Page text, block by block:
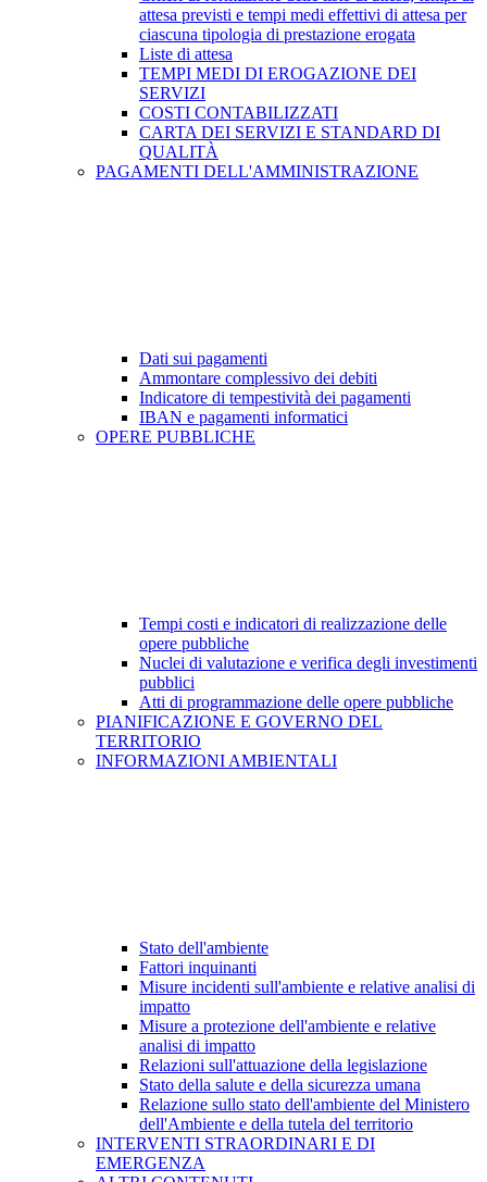
attesa previsti e tempi medi effettivi di attesa per
ciascuna tipologia di prestazione erogata
Liste di attesa
TEMPI MEDI DI EROGAZIONE DEI
SERVIZI
COSTI CONTABILIZZATI
CARTA DEI SERVIZI E STANDARD DI
QUALITÀ
PAGAMENTI DELL'AMMINISTRAZIONE
Dati sui pagamenti
Ammontare complessivo dei debiti
Indicatore di tempestività dei pagamenti
IBAN e pagamenti informatici
OPERE PUBBLICHE
Tempi costi e indicatori di realizzazione delle
opere pubbliche
Nuclei di valutazione e verifica degli investimenti
pubblici
Atti di programmazione delle opere pubbliche
PIANIFICAZIONE E GOVERNO DEL
TERRITORIO
INFORMAZIONI AMBIENTALI
Stato dell'ambiente
Fattori inquinanti
Misure incidenti sull'ambiente e relative analisi di
impatto
Misure a protezione dell'ambiente e relative
analisi di impatto
Relazioni sull'attuazione della legislazione
Stato della salute e della sicurezza umana
Relazione sullo stato dell'ambiente del Ministero
dell'Ambiente e della tutela del territorio
INTERVENTI STRAORDINARI E DI
EMERGENZA